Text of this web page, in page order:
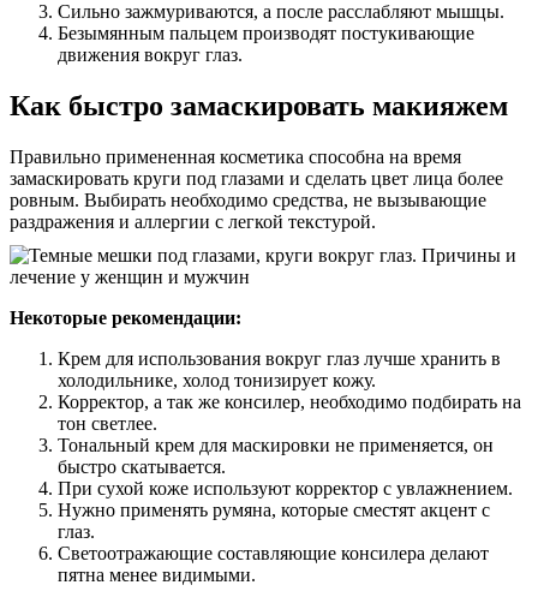
Сильно зажмуриваются, а после расслабляют мышцы.
Безымянным пальцем производят постукивающие
движения вокруг глаз.
Как быстро замаскировать макияжем
Правильно примененная косметика способна на время
замаскировать круги под глазами и сделать цвет лица более
ровным. Выбирать необходимо средства, не вызывающие
раздражения и аллергии с легкой текстурой.
Некоторые рекомендации:
Крем для использования вокруг глаз лучше хранить в
холодильнике, холод тонизирует кожу.
Корректор, а так же консилер, необходимо подбирать на
тон светлее.
Тональный крем для маскировки не применяется, он
быстро скатывается.
При сухой коже используют корректор с увлажнением.
Нужно применять румяна, которые сместят акцент с
глаз.
Светоотражающие составляющие консилера делают
пятна менее видимыми.